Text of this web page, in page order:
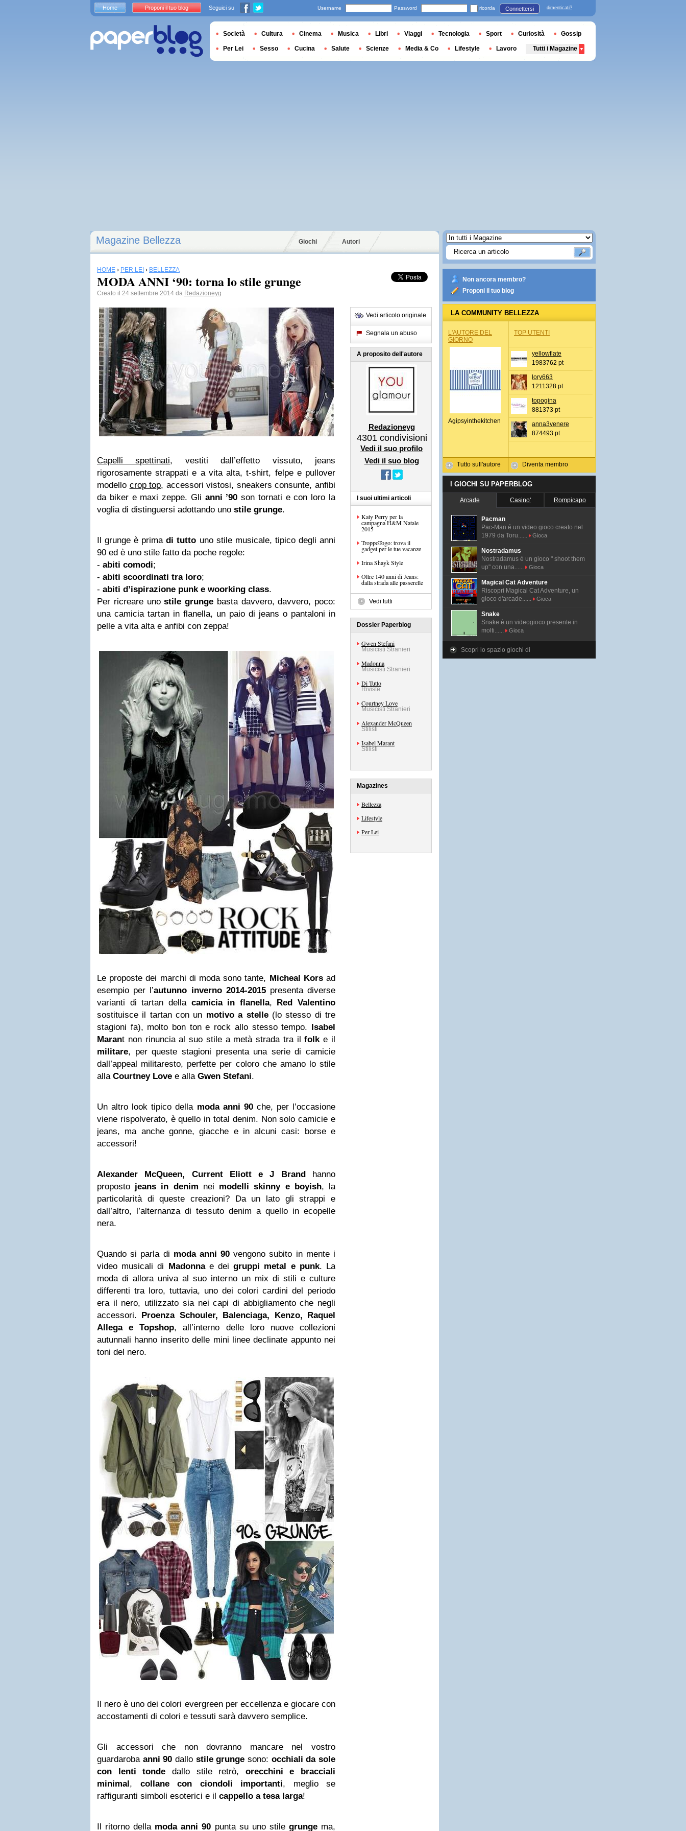
Magazine Bellezza Giochi Autori
HOME › PER LEI › BELLEZZA
MODA ANNI ‘90: torna lo stile grunge
Creato il 24 settembre 2014 da Redazioneyg
Capelli spettinati, vestiti dall’effetto vissuto, jeans
rigorosamente strappati e a vita alta, t-shirt, felpe e pullover
modello crop top, accessori vistosi, sneakers consunte, anfibi
da biker e maxi zeppe. Gli anni ’90 son tornati e con loro la
voglia di distinguersi adottando uno stile grunge.
Il grunge è primadi tutto uno stile musicale, tipico degli anni
90 ed è uno stile fatto da poche regole:
- abiti comodi;
- abiti scoordinati tra loro;
- abiti d’ispirazione punk e woorking class.
Per ricreare unostile grunge basta davvero, davvero, poco:
una camicia tartan in flanella, un paio di jeans o pantaloni in
pelle a vita alta e anfibi con zeppa!
Le proposte dei marchi di moda sono tante, Micheal Korsad
esempio per l’autunno inverno 2014-2015presenta diverse
varianti di tartan della camicia in flanella, Red Valentino
sostituisce il tartan con un motivo a stelle(lo stesso di tre
stagioni fa), molto bon ton e rock allo stesso tempo. Isabel
Marant non rinuncia al suo stile a metà strada tra ilfolke il
militare, per queste stagioni presenta una serie di camicie
dall’appeal militaresto, perfette per coloro che amano lo stile
alla Courtney Love e alla Gwen Stefani.
Un altro look tipico della moda anni 90che, per l’occasione
viene rispolverato, è quello in total denim. Non solo camicie e
jeans, ma anche gonne, giacche e in alcuni casi: borse e
accessori!
Alexander McQueen, Current Eliott e J Brandhanno
proposto jeans in denim nei modelli skinny e boyish, la
particolarità di queste creazioni? Da un lato gli strappi e
dall’altro, l’alternanza di tessuto denim a quello in ecopelle
nera.
Quando si parla di moda anni 90 vengono subito in mente i
video musicali di Madonna e deigruppi metal e punk. La
moda di allora univa al suo interno un mix di stili e culture
differenti tra loro, tuttavia, uno dei colori cardini del periodo
era il nero, utilizzato sia nei capi di abbigliamento che negli
accessori. Proenza Schouler, Balenciaga, Kenzo, Raquel
Allega e Topshop, all’interno delle loro nuove collezioni
autunnali hanno inserito delle mini linee declinate appunto nei
toni del nero.
Il nero è uno dei colori evergreen per eccellenza e giocare con
accostamenti di colori e tessuti sarà davvero semplice.
Gli accessori che non dovranno mancare nel vostro
guardaroba anni 90dallo stile grunge sono: occhiali da sole
con lenti tonde dallo stile retrò, orecchini e bracciali
minimal, collane con ciondoli importanti, meglio se
raffiguranti simboli esoterici e il cappello a tesa larga!
Il ritorno della moda anni 90 punta su uno stile grungema,
Vedi articolo originale
Segnala un abuso
A proposito dell'autore
Redazioneyg
4301 condivisioni
Vedi il suo profilo
Vedi il suo blog
I suoi ultimi articoli
Katy Perry per la
campagna H&M Natale
2015
TroppoTogo: trova il
gadget per le tue vacanze
Irina Shayk Style
Oltre 140 anni di Jeans:
dalla strada alle passerelle
Vedi tutti
Dossier Paperblog
Gwen Stefani
Musicisti Stranieri
Madonna
Musicisti Stranieri
Di Tutto
Riviste
Courtney Love
Musicisti Stranieri
Alexander McQueen
Stilisti
Isabel Marant
Stilisti
Magazines
Bellezza
Lifestyle
Per Lei
Non ancora membro?
Proponi il tuo blog
LA COMMUNITY BELLEZZA
L'AUTORE DEL
GIORNO
Agipsyinthekitchen
Tutto sull'autore
TOP UTENTI
yellowflate
1983762 pt
lory663
1211328 pt
topogina
881373 pt
anna3venere
874493 pt
Diventa membro
I GIOCHI SU PAPERBLOG
Arcade Casino' Rompicapo
Pacman
Pac-Man é un video gioco creato nel
1979 da Toru......
Gioca
Nostradamus
Nostradamus è un gioco " shoot them
up" con una......
Gioca
Magical Cat Adventure
Riscopri Magical Cat Adventure, un
gioco d'arcade......
Gioca
Snake
Snake è un videogioco presente in
molti......
Gioca
Scopri lo spazio giochi di
Home Proponi il tuo blog Seguici su Username Password ricorda Connettersi dimenticati?
Società Cultura Cinema Musica Libri Viaggi Tecnologia Sport Curiosità Gossip
Per Lei Sesso Cucina Salute Scienze Media & Co Lifestyle Lavoro Tutti i Magazine